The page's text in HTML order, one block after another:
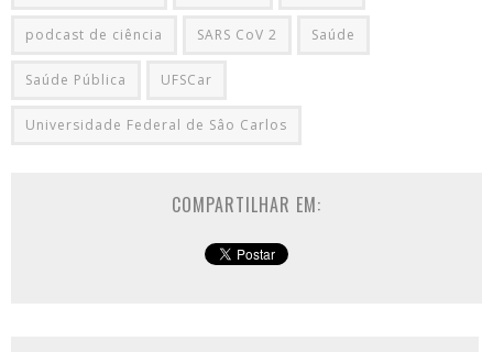
podcast de ciência SARS CoV 2 Saúde
Saúde Pública UFSCar
Universidade Federal de Sâo Carlos
COMPARTILHAR EM: